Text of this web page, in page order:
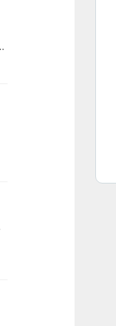
ログラムとして5月3日(日)夜7時に放送決定！